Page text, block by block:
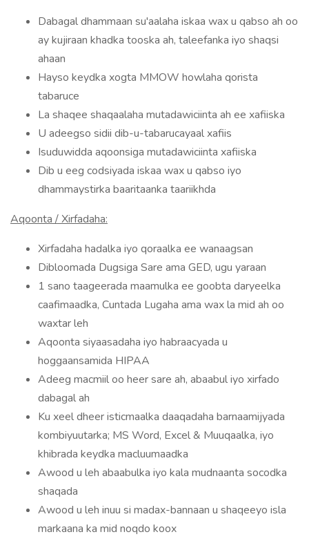
Dabagal dhammaan su'aalaha iskaa wax u qabso ah oo
ay kujiraan khadka tooska ah, taleefanka iyo shaqsi
ahaan
Hayso keydka xogta MMOW howlaha qorista
tabaruce
La shaqee shaqaalaha mutadawiciinta ah ee xafiiska
U adeegso sidii dib-u-tabarucayaal xafiis
Isuduwidda aqoonsiga mutadawiciinta xafiiska
Dib u eeg codsiyada iskaa wax u qabso iyo
dhammaystirka baaritaanka taariikhda
Aqoonta / Xirfadaha:
Xirfadaha hadalka iyo qoraalka ee wanaagsan
Dibloomada Dugsiga Sare ama GED, ugu yaraan
1 sano taageerada maamulka ee goobta daryeelka
caafimaadka, Cuntada Lugaha ama wax la mid ah oo
waxtar leh
Aqoonta siyaasadaha iyo habraacyada u
hoggaansamida HIPAA
Adeeg macmiil oo heer sare ah, abaabul iyo xirfado
dabagal ah
Ku xeel dheer isticmaalka daaqadaha barnaamijyada
kombiyuutarka; MS Word, Excel & Muuqaalka, iyo
khibrada keydka macluumaadka
Awood u leh abaabulka iyo kala mudnaanta socodka
shaqada
Awood u leh inuu si madax-bannaan u shaqeeyo isla
markaana ka mid noqdo koox